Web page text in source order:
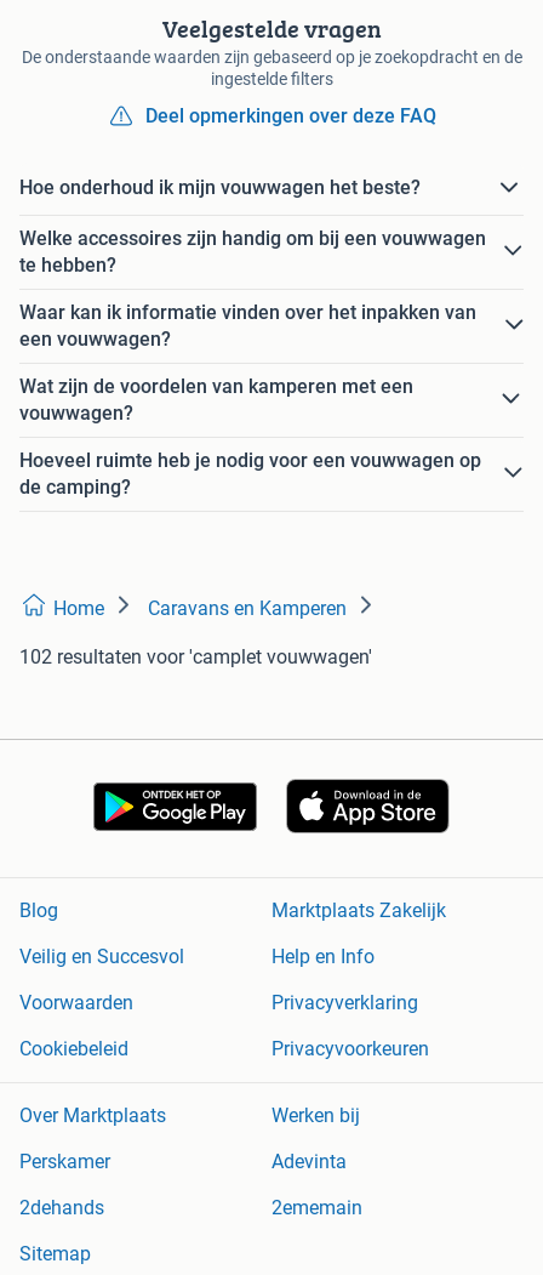
Veelgestelde vragen
De onderstaande waarden zijn gebaseerd op je zoekopdracht en de
ingestelde filters
Deel opmerkingen over deze FAQ
Hoe onderhoud ik mijn vouwwagen het beste?
Welke accessoires zijn handig om bij een vouwwagen
te hebben?
Waar kan ik informatie vinden over het inpakken van
een vouwwagen?
Wat zijn de voordelen van kamperen met een
vouwwagen?
Hoeveel ruimte heb je nodig voor een vouwwagen op
de camping?
Home Caravans en Kamperen
102 resultaten voor 'camplet vouwwagen'
Blog
Marktplaats Zakelijk
Veilig en Succesvol
Help en Info
Voorwaarden
Privacyverklaring
Cookiebeleid
Privacyvoorkeuren
Over Marktplaats
Werken bij
Perskamer
Adevinta
2dehands
2ememain
Sitemap